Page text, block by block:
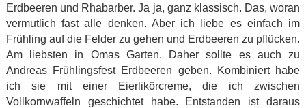
Erdbeeren und Rhabarber. Ja ja, ganz klassisch. Das, woran
vermutlich fast alle denken. Aber ich liebe es einfach im
Frühling auf die Felder zu gehen und Erdbeeren zu pflücken.
Am liebsten in Omas Garten. Daher sollte es auch zu
Andreas Frühlingsfest Erdbeeren geben. Kombiniert habe
ich sie mit einer Eierlikörcreme, die ich zwischen
Vollkornwaffeln geschichtet habe. Entstanden ist daraus